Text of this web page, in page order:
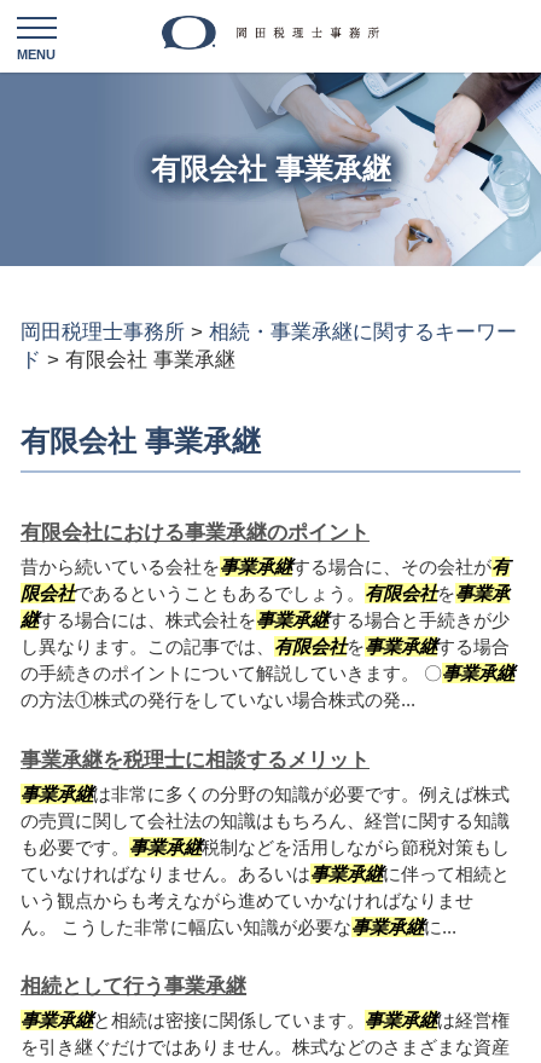
有限会社 事業承継
岡田税理士事務所 > 相続・事業承継に関するキーワー
ド > 有限会社 事業承継
有限会社 事業承継
有限会社における事業承継のポイント
昔から続いている会社を事業承継する場合に、その会社が有
限会社であるということもあるでしょう。 有限会社を事業承
継する場合には、株式会社を事業承継する場合と手続きが少
し異なります。この記事では、 有限会社を事業承継する場合
の手続きのポイントについて解説していきます。 〇事業承継
の方法①株式の発行をしていない場合株式の発...
事業承継を税理士に相談するメリット
事業承継は非常に多くの分野の知識が必要です。例えば株式
の売買に関して会社法の知識はもちろん、経営に関する知識
も必要です。 事業承継税制などを活用しながら節税対策もし
ていなければなりません。あるいは事業承継に伴って相続と
いう観点からも考えながら進めていかなければなりませ
ん。 こうした非常に幅広い知識が必要な事業承継に...
相続として行う事業承継
事業承継と相続は密接に関係しています。 事業承継は経営権
を引き継ぐだけではありません。株式などのさまざまな資産